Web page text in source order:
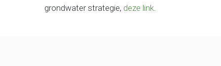
grondwater strategie, deze link.